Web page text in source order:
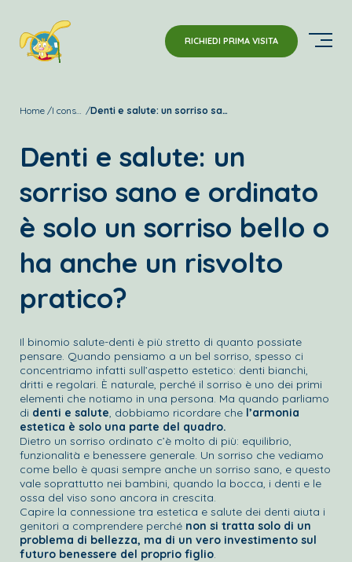
RICHIEDI PRIMA VISITA
Home I consigli della Dott.ssa Alessandra Tubiolo Denti e salute: un sorriso sano e ordinato è solo un sorriso bello o ha anche un risvolto pratico?
Denti e salute: un
sorriso sano e ordinato
è solo un sorriso bello o
ha anche un risvolto
pratico?
Il binomio salute-denti è più stretto di quanto possiate
pensare. Quando pensiamo a un bel sorriso, spesso ci
concentriamo infatti sull’aspetto estetico: denti bianchi,
dritti e regolari. È naturale, perché il sorriso è uno dei primi
elementi che notiamo in una persona. Ma quando parliamo
di denti e salute, dobbiamo ricordare che l’armonia
estetica è solo una parte del quadro.
Dietro un sorriso ordinato c’è molto di più: equilibrio,
funzionalità e benessere generale. Un sorriso che vediamo
come bello è quasi sempre anche un sorriso sano, e questo
vale soprattutto nei bambini, quando la bocca, i denti e le
ossa del viso sono ancora in crescita.
Capire la connessione tra estetica e salute dei denti aiuta i
genitori a comprendere perché non si tratta solo di un
problema di bellezza, ma di un vero investimento sul
futuro benessere del proprio figlio.